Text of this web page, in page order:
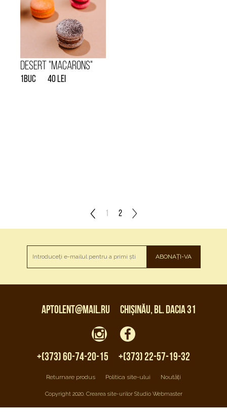
Desert "Macarons"
1buc 40 lei
1 2
ABONAȚI-VA
aptolent@mail.ru Chișinău, bl. Dacia 31
+(373) 60-74-20-15 +(373) 22-57-19-32
Returnare produs Politica site-ului Noutăți
Copyright 2020. Crearea site-urilor Studio Webmaster